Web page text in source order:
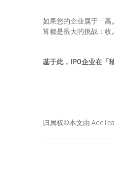
如果您的企业属于「高
算都是很大的挑战：
基于此，IPO企业在「
归属权©本文由